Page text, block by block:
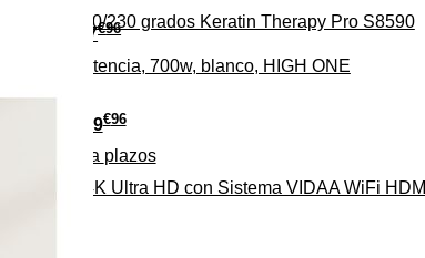
37€96
de potencia, 700w, blanco, HIGH ONE
160/230 grados Keratin Therapy Pro S8590
279€96
Pago a plazos
EL 4K Ultra HD con Sistema VIDAA WiFi HDMI